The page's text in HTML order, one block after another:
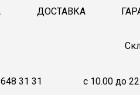
ДОСТАВКА
31 31 c 10.00 до